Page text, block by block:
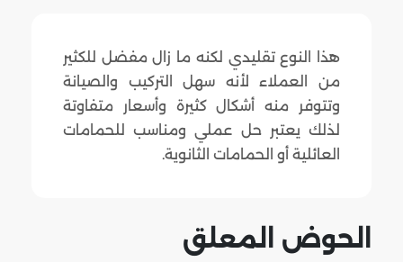
هذا النوع تقليدي لكنه ما زال مفضل للكثير
من العملاء لأنه سهل التركيب والصيانة
وتتوفر منه أشكال كثيرة وأسعار متفاوتة
لذلك يعتبر حل عملي ومناسب للحمامات
العائلية أو الحمامات الثانوية.
الحوض المعلق